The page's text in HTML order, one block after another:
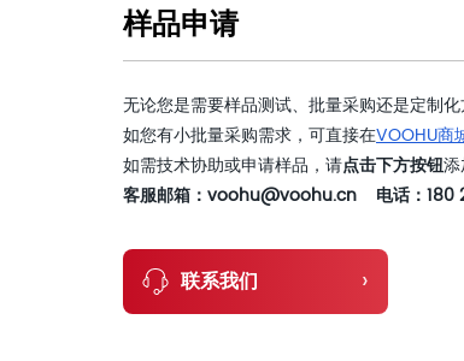
样品申请
无论您是需要样品测试、批量采购还是定制
如您有小批量采购需求，可直接在VOOHU商
如需技术协助或申请样品，请点击下方按钮
客服邮箱：voohu@voohu.cn 电话：180
联系我们 ›